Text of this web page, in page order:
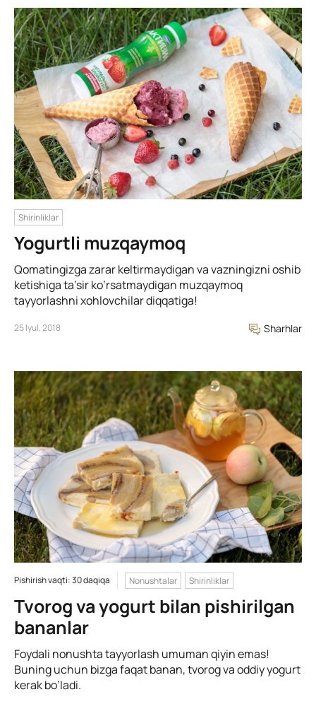
Shirinliklar
Yogurtli muzqaymoq
Qomatingizga zarar keltirmaydigan va vazningizni oshib
ketishiga ta’sir ko’rsatmaydigan muzqaymoq
tayyorlashni xohlovchilar diqqatiga!
25 Iyul, 2018 Sharhlar
Pishirish vaqti: 30 daqiqa Nonushtalar Shirinliklar
Tvorog va yogurt bilan pishirilgan
bananlar
Foydali nonushta tayyorlash umuman qiyin emas!
Buning uchun bizga faqat banan, tvorog va oddiy yogurt
kerak bo’ladi.